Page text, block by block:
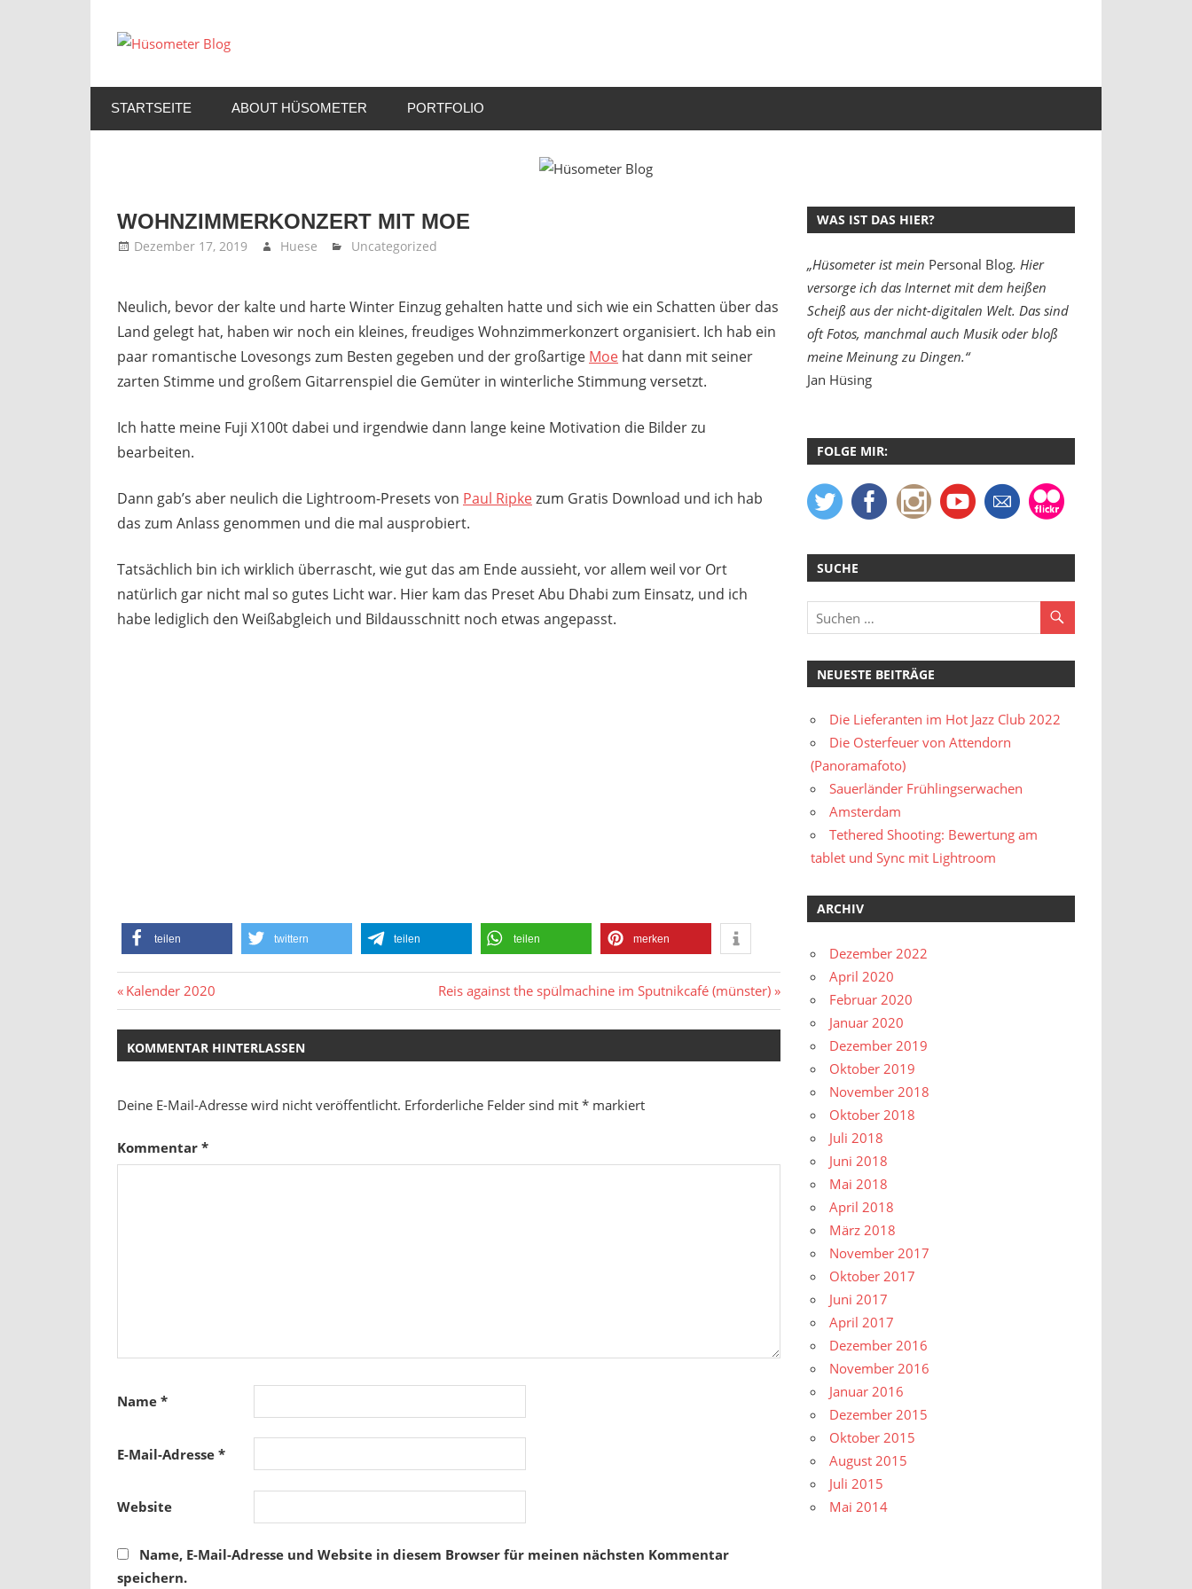
Inhalt
Blog
ein
guter
Blog!
STARTSEITE ABOUT HÜSOMETER PORTFOLIO
WOHNZIMMERKONZERT MIT MOE
Dezember 17, 2019 Huese Uncategorized
Neulich, bevor der kalte und harte Winter Einzug gehalten hatte und sich wie ein Schatten über das
Land gelegt hat, haben wir noch ein kleines, freudiges Wohnzimmerkonzert organisiert. Ich hab ein
paar romantische Lovesongs zum Besten gegeben und der großartige Moe hat dann mit seiner
zarten Stimme und großem Gitarrenspiel die Gemüter in winterliche Stimmung versetzt.
Ich hatte meine Fuji X100t dabei und irgendwie dann lange keine Motivation die Bilder zu
bearbeiten.
Dann gab’s aber neulich die Lightroom-Presets von Paul Ripkezum Gratis Download und ich hab
das zum Anlass genommen und die mal ausprobiert.
Tatsächlich bin ich wirklich überrascht, wie gut das am Ende aussieht, vor allem weil vor Ort
natürlich gar nicht mal so gutes Licht war. Hier kam das Preset Abu Dhabi zum Einsatz, und ich
habe lediglich den Weißabgleich und Bildausschnitt noch etwas angepasst.
teilen twittern teilen teilen merken
Beitragsnavigation
Vorheriger
Beitrag:
Kalender 2020
Nächster
Beitrag:
Reis against the spülmachine im Sputnikcafé (münster)
KOMMENTAR HINTERLASSEN
Deine E-Mail-Adresse wird nicht veröffentlicht. Erforderliche Felder sind mit * markiert
Kommentar *
Name *
E-Mail-Adresse *
Website
Name, E-Mail-Adresse und Website in diesem Browser für meinen nächsten Kommentar
speichern.
WAS IST DAS HIER?
„Hüsometer ist mein Personal Blog. Hier
versorge ich das Internet mit dem heißen
Scheiß aus der nicht-digitalen Welt. Das sind
oft Fotos, manchmal auch Musik oder bloß
meine Meinung zu Dingen.“
Jan Hüsing
FOLGE MIR:
SUCHE
NEUESTE BEITRÄGE
Die Lieferanten im Hot Jazz Club 2022
Die Osterfeuer von Attendorn
(Panoramafoto)
Sauerländer Frühlingserwachen
Amsterdam
Tethered Shooting: Bewertung am
tablet und Sync mit Lightroom
ARCHIV
Dezember 2022
April 2020
Februar 2020
Januar 2020
Dezember 2019
Oktober 2019
November 2018
Oktober 2018
Juli 2018
Juni 2018
Mai 2018
April 2018
März 2018
November 2017
Oktober 2017
Juni 2017
April 2017
Dezember 2016
November 2016
Januar 2016
Dezember 2015
Oktober 2015
August 2015
Juli 2015
Mai 2014